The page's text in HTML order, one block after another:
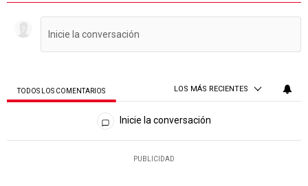
TODOS LOS COMENTARIOS LOS MÁS RECIENTES
Todos los comentarios
Inicie la conversación
PUBLICIDAD